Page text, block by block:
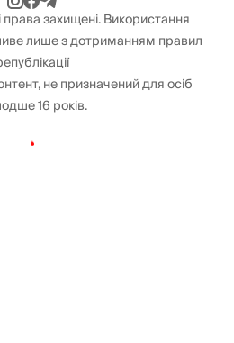
захищені. Використання
лише з дотриманням правил
не призначений для осіб
16 років.